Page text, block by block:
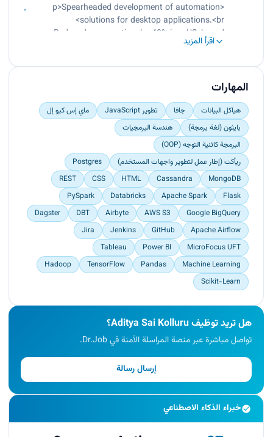
<p>Spearheaded development of automation
solutions for desktop applications.<br>
Reduced process time by 40% in a US-based
health insurance company.<br>
scripting for Oracle EBS and OBIEE.<br>
Streamlined processes and significantly reduced
manual effort.<br>
Cut operational costs by 25%.<br>
Demonstrated expertise in CI/CD tools such as
Git and Jenkins.<br>
Ensured seamless CI/CD.<br>
Cut execution time by 30%.<br>
Developed regression scripts.<br>
Facilitated implementation of new enhancements
such as concurrent programs and outbound
interfaces based on functional documents.<br>
Saved around 50k US dollars.<br>
Mediated conflicts and addressed stakeholder
concerns swiftly.<br>
Served as a liaison among cross-functional
teams.<br>
Reduced project delays by 20%.<br>
Managed the complete SDLC.<br>
Enhanced existing Kanban and Agile processes
using Jira and Zephyr.<br>
Boosted team collaboration.<br>
Accelerated project timelines by 15%.</p>
اقرأ المزيد
المهارات
هياكل البيانات جافا تطوير JavaScript
ماي إس كيو إل
بايثون (لغة برمجة)
هندسة البرمجيات
البرمجة كائنية التوجه (OOP)
ريأكت (إطار عمل لتطوير واجهات المستخدم)
Postgres
MongoDB
Cassandra
HTML
CSS
REST
Flask
Apache Spark
Databricks
PySpark
Google BigQuery
AWS S3
Airbyte
DBT
Dagster
Apache Airflow
GitHub
Jenkins
Jira
MicroFocus UFT
Power BI
Tableau
Machine Learning
Pandas
TensorFlow
Hadoop
Scikit-Learn
هل تريد توظيف Aditya Sai Kolluru؟
تواصل مباشرة عبر منصة المراسلة الآمنة في Dr.Job.
إرسال رسالة
خبراء الذكاء الاصطناعي